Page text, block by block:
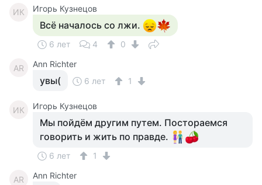
ИК Игорь Кузнецов
Всё началось со лжи.
6 лет 4 0
AR Ann Richter
увы( 6 лет 1
ИК Игорь Кузнецов
Мы пойдём другим путем. Постораемся
говорить и жить по правде.
6 лет 1
AR Ann Richter